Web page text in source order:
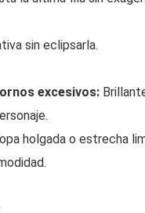
sin eclipsarla.
excesivos:
holgada o estrecha